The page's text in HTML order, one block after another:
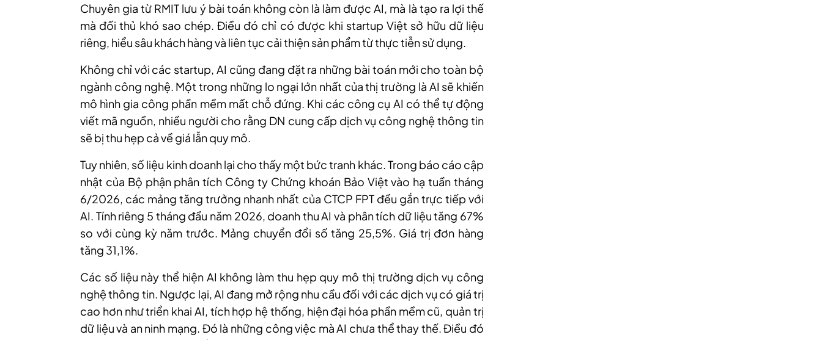
Chuyên gia từ RMIT lưu ý bài toán không còn là làm được AI, mà là tạo ra lợi thế
mà đối thủ khó sao chép. Điều đó chỉ có được khi startup Việt sở hữu dữ liệu
riêng, hiểu sâu khách hàng và liên tục cải thiện sản phẩm từ thực tiễn sử dụng.
Không chỉ với các startup, AI cũng đang đặt ra những bài toán mới cho toàn bộ
ngành công nghệ. Một trong những lo ngại lớn nhất của thị trường là AI sẽ khiến
mô hình gia công phần mềm mất chỗ đứng. Khi các công cụ AI có thể tự động
viết mã nguồn, nhiều người cho rằng DN cung cấp dịch vụ công nghệ thông tin
sẽ bị thu hẹp cả về giá lẫn quy mô.
Tuy nhiên, số liệu kinh doanh lại cho thấy một bức tranh khác. Trong báo cáo cập
nhật của Bộ phận phân tích Công ty Chứng khoán Bảo Việt vào hạ tuần tháng
6/2026, các mảng tăng trưởng nhanh nhất của CTCP FPT đều gắn trực tiếp với
AI. Tính riêng 5 tháng đầu năm 2026, doanh thu AI và phân tích dữ liệu tăng 67%
so với cùng kỳ năm trước. Mảng chuyển đổi số tăng 25,5%. Giá trị đơn hàng
tăng 31,1%.
Các số liệu này thể hiện AI không làm thu hẹp quy mô thị trường dịch vụ công
nghệ thông tin. Ngược lại, AI đang mở rộng nhu cầu đối với các dịch vụ có giá trị
cao hơn như triển khai AI, tích hợp hệ thống, hiện đại hóa phần mềm cũ, quản trị
dữ liệu và an ninh mạng. Đó là những công việc mà AI chưa thể thay thế. Điều đó